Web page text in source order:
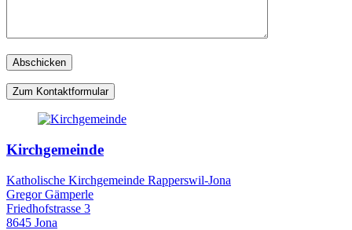
Zum Kontaktformular
Kirchgemeinde
Katholische Kirchgemeinde Rapperswil-Jona
Gregor Gämperle
Friedhofstrasse 3
8645 Jona